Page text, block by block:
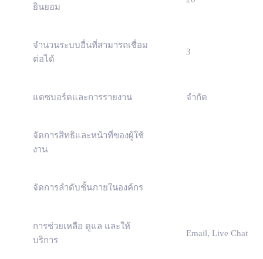
ยินยอม
จำนวนระบบอื่นที่สามารถเชื่อม
ต่อได้
3
แดซบอร์ดและการรายงาน จำกัด
จัดการสิทธิและหน้าที่ของผู้ใช้
งาน
จัดการลำดับชั้นภายในองค์กร
การช่วยเหลือ ดูแล และให้
บริการ
Email, Live Chat